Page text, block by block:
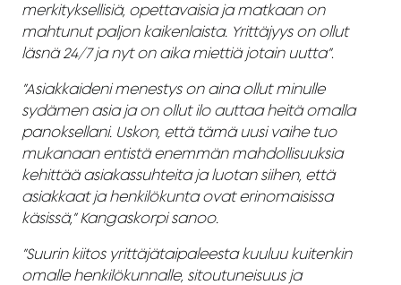
merkityksellisiä, opettavaisia ja matkaan on
mahtunut paljon kaikenlaista. Yrittäjyys on ollut
läsnä 24/7 ja nyt on aika miettiä jotain uutta”.
”Asiakkaideni menestys on aina ollut minulle
sydämen asia ja on ollut ilo auttaa heitä omalla
panoksellani. Uskon, että tämä uusi vaihe tuo
mukanaan entistä enemmän mahdollisuuksia
kehittää asiakassuhteita ja luotan siihen, että
asiakkaat ja henkilökunta ovat erinomaisissa
käsissä,” Kangaskorpi sanoo.
”Suurin kiitos yrittäjätaipaleesta kuuluu kuitenkin
omalle henkilökunnalle, sitoutuneisuus ja